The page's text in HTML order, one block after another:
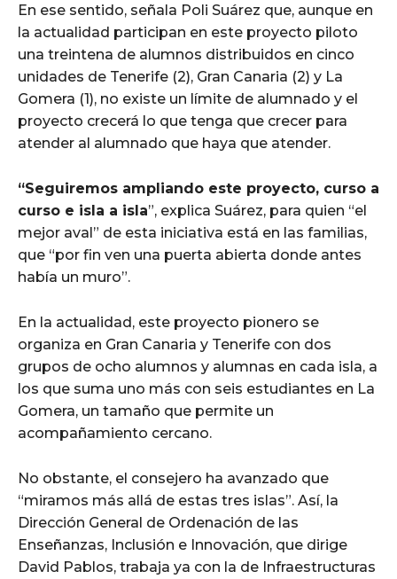
En ese sentido, señala Poli Suárez que, aunque en
la actualidad participan en este proyecto piloto
una treintena de alumnos distribuidos en cinco
unidades de Tenerife (2), Gran Canaria (2) y La
Gomera (1), no existe un límite de alumnado y el
proyecto crecerá lo que tenga que crecer para
atender al alumnado que haya que atender.
“Seguiremos ampliando este proyecto, curso a
curso e isla a isla”, explica Suárez, para quien “el
mejor aval” de esta iniciativa está en las familias,
que “por fin ven una puerta abierta donde antes
había un muro”.
En la actualidad, este proyecto pionero se
organiza en Gran Canaria y Tenerife con dos
grupos de ocho alumnos y alumnas en cada isla, a
los que suma uno más con seis estudiantes en La
Gomera, un tamaño que permite un
acompañamiento cercano.
No obstante, el consejero ha avanzado que
“miramos más allá de estas tres islas”. Así, la
Dirección General de Ordenación de las
Enseñanzas, Inclusión e Innovación, que dirige
David Pablos, trabaja ya con la de Infraestructuras